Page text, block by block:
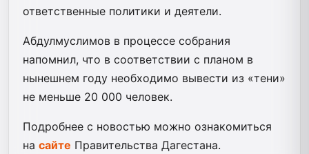
ответственные политики и деятели.
Абдулмуслимов в процессе собрания
напомнил, что в соответствии с планом в
нынешнем году необходимо вывести из «тени»
не меньше 20 000 человек.
Подробнее с новостью можно ознакомиться
на сайте Правительства Дагестана.